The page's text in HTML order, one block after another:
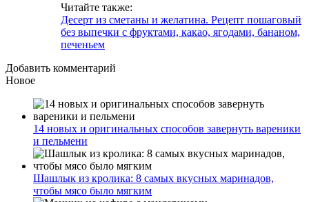
Читайте также:
Десерт из сметаны и желатина. Рецепт пошаговый
без выпечки с фруктами, какао, ягодами, бананом,
печеньем
Добавить комментарий
Новое
14 новых и оригинальных способов завернуть вареники
и пельмени
Шашлык из кролика: 8 самых вкусных маринадов,
чтобы мясо было мягким